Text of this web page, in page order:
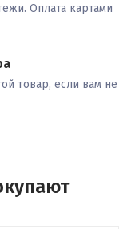
Оплата картами
товар, если вам не